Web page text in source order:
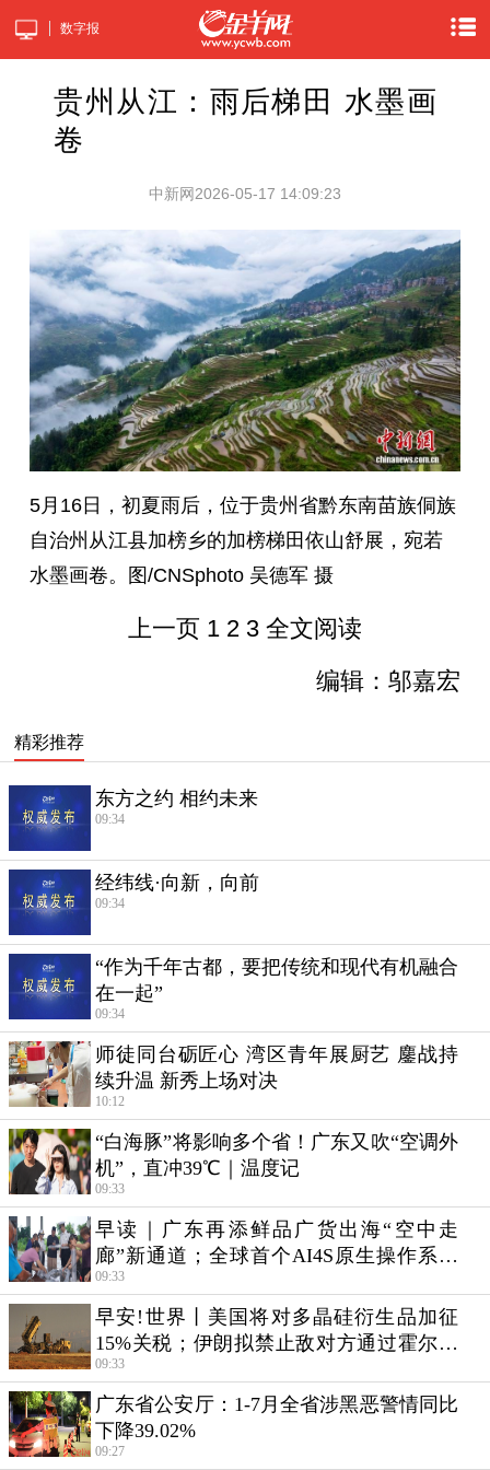
数字报
贵州从江：雨后梯田 水墨画
卷
中新网2026-05-17 14:09:23
5月16日，初夏雨后，位于贵州省黔东南苗族侗族
自治州从江县加榜乡的加榜梯田依山舒展，宛若
水墨画卷。图/CNSphoto 吴德军 摄
上一页 1 2 3 全文阅读
编辑：邬嘉宏
精彩推荐